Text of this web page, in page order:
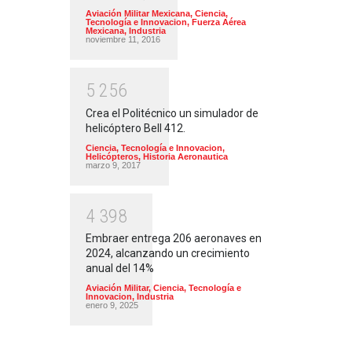
Aviación Militar Mexicana, Ciencia,
Tecnología e Innovacion, Fuerza Aérea
Mexicana, Industria
noviembre 11, 2016
5 256
Crea el Politécnico un simulador de
helicóptero Bell 412.
Ciencia, Tecnología e Innovacion,
Helicópteros, Historia Aeronautica
marzo 9, 2017
4 398
Embraer entrega 206 aeronaves en
2024, alcanzando un crecimiento
anual del 14%
Aviación Militar, Ciencia, Tecnología e
Innovacion, Industria
enero 9, 2025